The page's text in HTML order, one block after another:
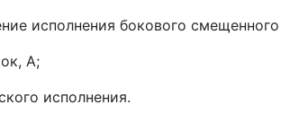
исполнения бокового
А;
исполнения.